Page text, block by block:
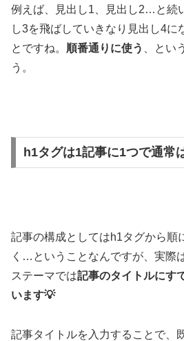
例えば、見出し1、見出し2…と続
し3を飛ばしていきなり見出し4に
とですね。 順番通りに使う
、とい
う。
h1タグは1記事に1つで通常
記事の構成としてはh1タグから順
く…ということなんですが、実際
ステーマでは記事のタイトルにす
います💡
記事タイトルを入力することで、